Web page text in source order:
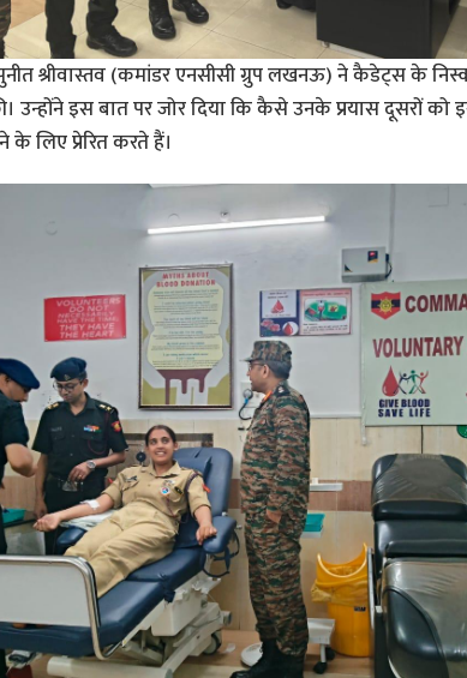
पुनीत श्रीवास्तव (कमांडर एनसीसी ग्रुप लखनऊ) ने कैडेट्स के
उन्होंने इस बात पर जोर दिया कि कैसे उनके प्रयास दूसरों
के लिए प्रेरित करते हैं।